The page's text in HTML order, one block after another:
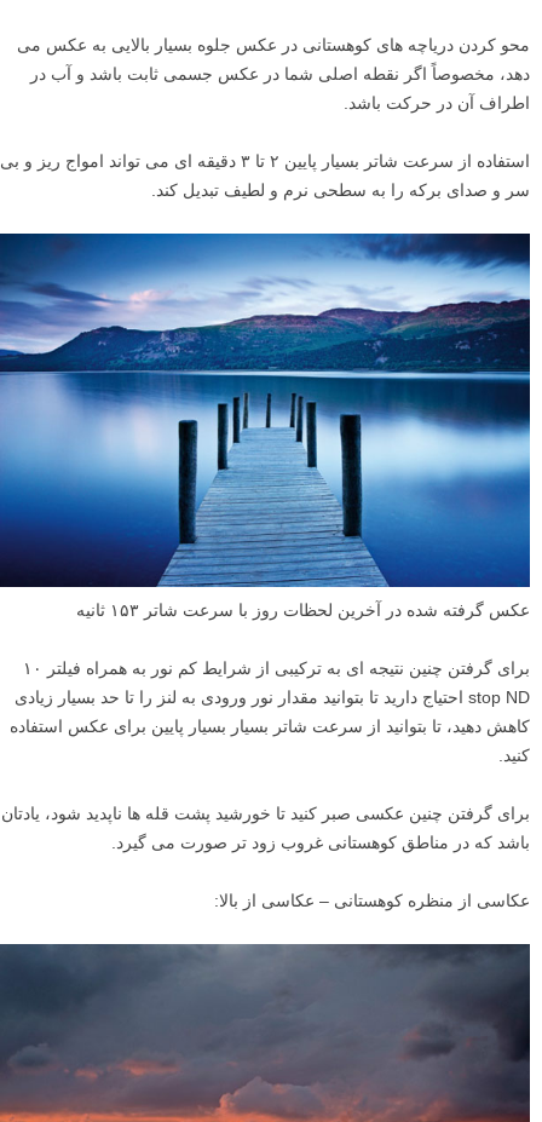
محو کردن دریاچه های کوهستانی در عکس جلوه بسیار بالایی به عکس می
دهد، مخصوصاً اگر نقطه اصلی شما در عکس جسمی ثابت باشد و آب در
اطراف آن در حرکت باشد.
استفاده از سرعت شاتر بسیار پایین ۲ تا ۳ دقیقه ای می تواند امواج ریز و بی
سر و صدای برکه را به سطحی نرم و لطیف تبدیل کند.
عکس گرفته شده در آخرین لحظات روز با سرعت شاتر ۱۵۳ ثانیه
برای گرفتن چنین نتیجه ای به ترکیبی از شرایط کم نور به همراه فیلتر ۱۰
stop ND احتیاج دارید تا بتوانید مقدار نور ورودی به لنز را تا حد بسیار زیادی
کاهش دهید، تا بتوانید از سرعت شاتر بسیار بسیار پایین برای عکس استفاده
کنید.
برای گرفتن چنین عکسی صبر کنید تا خورشید پشت قله ها ناپدید شود، یادتان
باشد که در مناطق کوهستانی غروب زود تر صورت می گیرد.
عکاسی از منظره کوهستانی – عکاسی از بالا: